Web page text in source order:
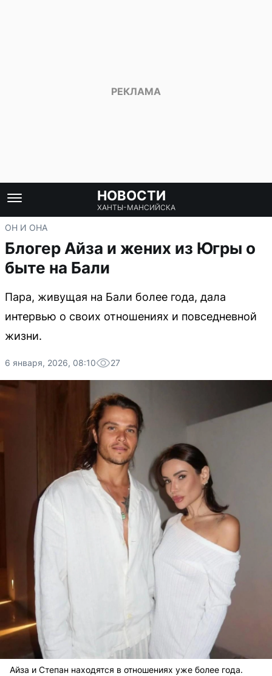
НОВОСТИ
ХАНТЫ-МАНСИЙСКА
ОН И ОНА
Блогер Айза и жених из Югры о
быте на Бали
Пара, живущая на Бали более года, дала
интервью о своих отношениях и повседневной
жизни.
6 января, 2026, 08:10 27
Айза и Степан находятся в отношениях уже более года.